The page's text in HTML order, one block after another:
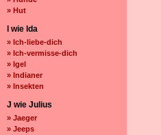
» Hut
I wie Ida
» Ich-liebe-dich
» Ich-vermisse-dich
» Igel
» Indianer
» Insekten
J wie Julius
» Jaeger
» Jeeps